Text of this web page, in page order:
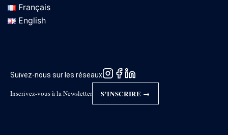
Français
English
Suivez-nous sur les réseaux
Inscrivez-vous à la Newsletter S'INSCRIRE →